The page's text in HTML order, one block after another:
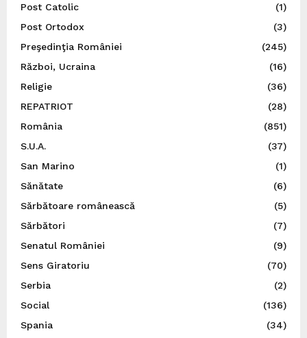
Post Catolic
(1)
Post Ortodox
(3)
Preşedinţia României
(245)
Război, Ucraina
(16)
Religie
(36)
REPATRIOT
(28)
România
(851)
S.U.A.
(37)
San Marino
(1)
Sănătate
(6)
Sărbătoare românească
(5)
Sărbători
(7)
Senatul României
(9)
Sens Giratoriu
(70)
Serbia
(2)
Social
(136)
Spania
(34)